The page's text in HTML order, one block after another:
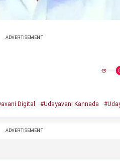
ADVERTISEMENT
ಅ
Digital #Udayavani Kannada
ADVERTISEMENT